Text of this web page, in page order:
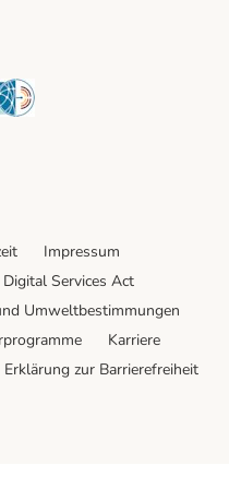
Security
Impressum
Digital Services Act
Umweltbestimmungen
Karriere
Erklärung zur Barrierefreiheit